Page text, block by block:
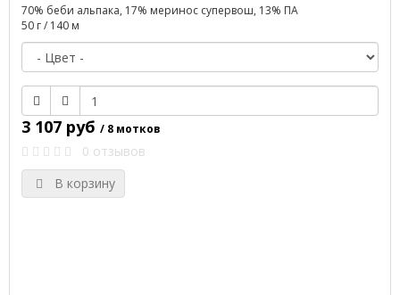
70% беби альпака, 17% меринос супервош, 13% ПА
50 г / 140 м
3 107 руб / 8 мотков
0 отзывов
В корзину